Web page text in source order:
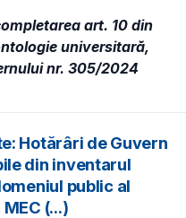
art. 10 din
universitară,
nr. 305/2024
Hotărâri de Guvern
din inventarul
public al
(...)